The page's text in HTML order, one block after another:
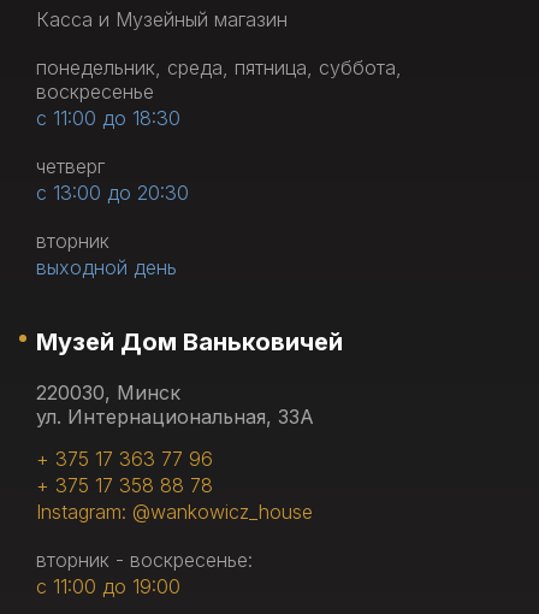
Касса и Музейный магазин
понедельник, среда, пятница, суббота,
воскресенье
с 11:00 до 18:30
четверг
с 13:00 до 20:30
вторник
выходной день
Музей Дом Ваньковичей
220030, Минск
ул. Интернациональная, 33А
+ 375 17 363 77 96
+ 375 17 358 88 78
Instagram: @wankowicz_house
вторник - воскресенье:
с 11:00 до 19:00